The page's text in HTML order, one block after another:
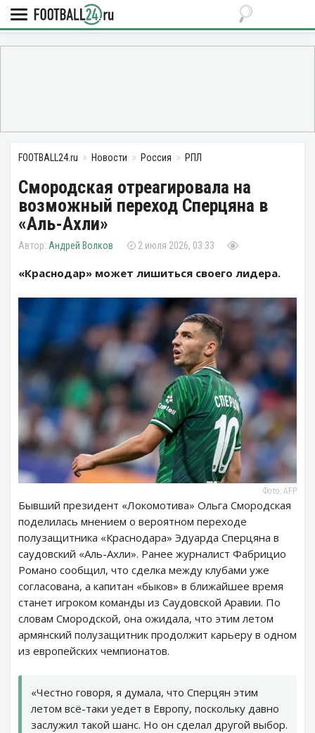
FOOTBALL24.ru Новости Россия РПЛ
Смородская отреагировала на
возможный переход Сперцяна в
«Аль-Ахли»
Андрей Волков 2 июля 2026, 03:33
«Краснодар» может лишиться своего лидера.
Фото: AFP
Бывший президент «Локомотива» Ольга Смородская
поделилась мнением о вероятном переходе
полузащитника «Краснодара» Эдуарда Сперцяна в
саудовский «Аль-Ахли». Ранее журналист Фабрицио
Романо сообщил, что сделка между клубами уже
согласована, а капитан «быков» в ближайшее время
станет игроком команды из Саудовской Аравии. По
словам Смородской, она ожидала, что этим летом
армянский полузащитник продолжит карьеру в одном
из европейских чемпионатов.
«Честно говоря, я думала, что Сперцян этим
летом всё-таки уедет в Европу, поскольку давно
заслужил такой шанс. Но он сделал другой выбор.